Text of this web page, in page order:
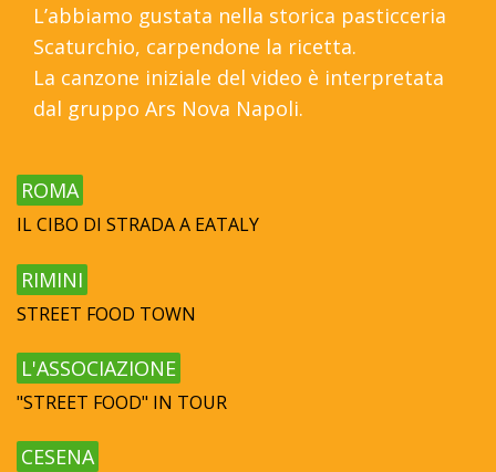
L’abbiamo gustata nella storica pasticceria
Scaturchio, carpendone la ricetta.
La canzone iniziale del video è interpretata
dal gruppo Ars Nova Napoli.
ROMA
IL CIBO DI STRADA A EATALY
RIMINI
STREET FOOD TOWN
L'ASSOCIAZIONE
"STREET FOOD" IN TOUR
CESENA